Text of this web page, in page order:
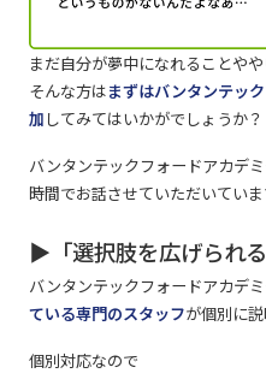
まだ自分が夢中になれることや
そんな方はまずはバンタンテッ
加 してみてはいかがでしょうか？
バンタンテックフォードアカデ
時間でお話させていただいていま
▶「選択肢を広げられる
バンタンテックフォードアカデ
ている専門のスタッフが個別に説
個別対応なので